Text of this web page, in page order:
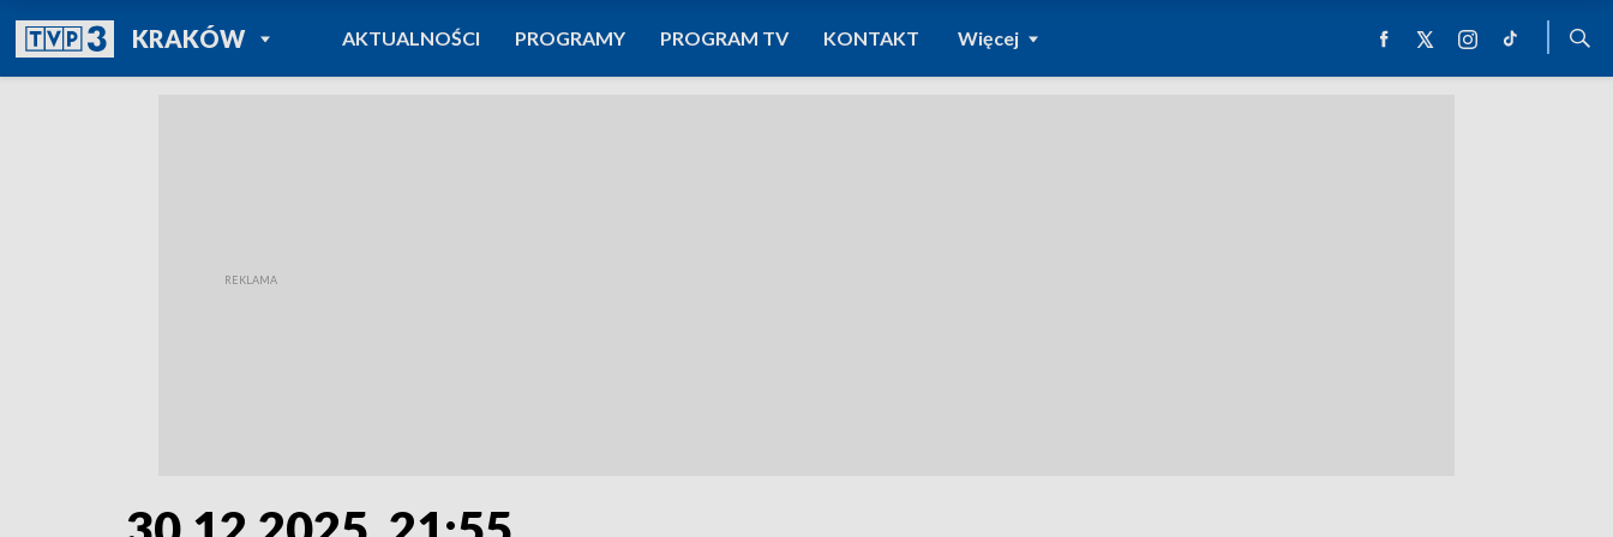
KRAKÓWPOWRÓT DO
TVP REGIONY
AKTUALNOŚCI PROGRAMY PROGRAM TV KONTAKT Więcej